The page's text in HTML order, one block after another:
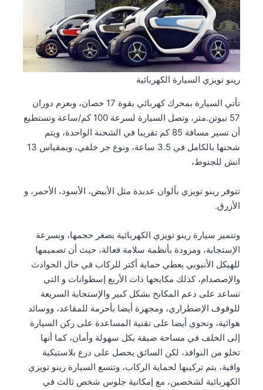
رينو تويزي السيارة الكهربائية
تأتي السيارة بمحرك كهربائي بقوة 17 حصان، وبعزم دوران
57 نيوتن.متر، وتصل السيارة لسرعة 100 كم/ساعة وتستطيع
أن تسير مسافة 85 كم تقريبا في الشحنة الواحدة، ويتم
شحنها بالكامل في 3.5 ساعة، ونوع جر خلفي، وبمقياس 13
انش للجنوط،
تتوفر رينو تويزي بألوان عديدة مثل الأبيض، الأسود، الأحمر، و
الأزرق.
وتتميز سيارة رينو تويزي الكهربائية بصغر حجمها، وبسرعة
الإستجابة، ومزودة بأنظمة سلامة فعالة، حيث أن تصميمها
للهيكل الأنبوبي يعطي حماية أكتر للركاب في حال الحوادث
والإصصدام، كذلك مكابحها ذات الأربع إسطوانات و التي
تساعد على دعم المكابح بشكل كبير والإستجابة السريعة
للوقوف الإضطراري، ومجهزة أيضا بأحزمة للمقاعد، ووسائد
هوائية، وتحوي أيضا على تقنية المساعدة على ركن السيارة
إلى الخلف في مساحة ضيقة بكل سهولة وأمان، كما أنها
تخلو من النوافذ، لكن السائق يحصل على درع بلاستيكية
واقية، يتم تركيبها لحماية الركاب، وتتسع السيارة رينو تويزي
الكهربائية لشخصين، مع إمكانية جلوس شخص ثالث في